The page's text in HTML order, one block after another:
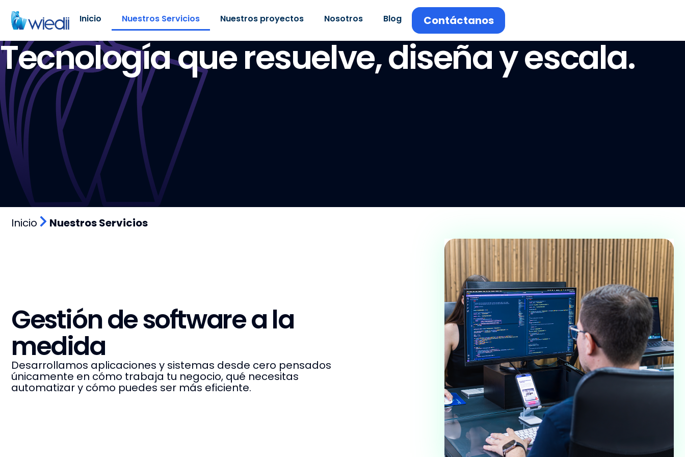
Inicio Nuestros Servicios Nuestros proyectos Nosotros Blog Contáctanos
Tecnología que resuelve, diseña y escala.
Inicio Nuestros Servicios
Gestión de software a la
medida
Desarrollamos aplicaciones y sistemas desde cero pensados
únicamente en cómo trabaja tu negocio, qué necesitas
automatizar y cómo puedes ser más eficiente.